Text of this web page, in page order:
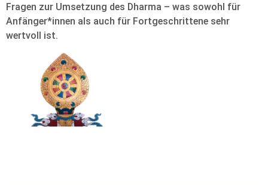
Fragen zur Umsetzung des Dharma – was sowohl für
Anfänger*innen als auch für Fortgeschrittene sehr
wertvoll ist.